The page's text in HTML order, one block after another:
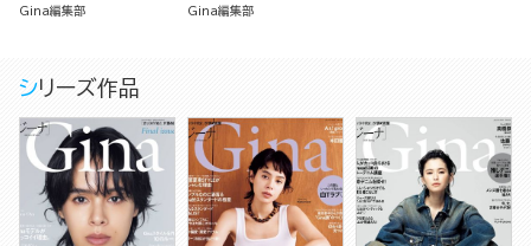
Gina編集部 Gina編集部
シリーズ作品